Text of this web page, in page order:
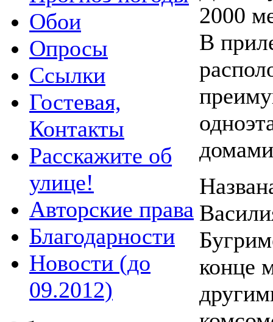
Обои
Опросы
Ссылки
Гостевая,
Контакты
Расскажите об
улице!
Авторские права
Благодарности
Новости (до
09.2012)
2000
В
конце